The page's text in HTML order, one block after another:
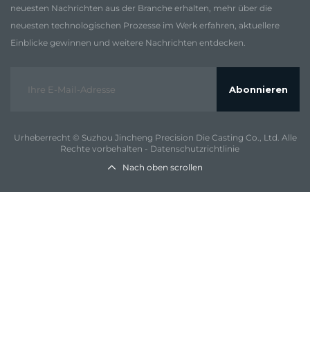
neuesten Nachrichten aus der Branche erhalten, mehr über die
neuesten technologischen Prozesse im Werk erfahren, aktuellere
Einblicke gewinnen und weitere Nachrichten entdecken.
Abonnieren
Urheberrecht © Suzhou Jincheng Precision Die Casting Co., Ltd. Alle
Rechte vorbehalten - Datenschutzrichtlinie
Nach oben scrollen